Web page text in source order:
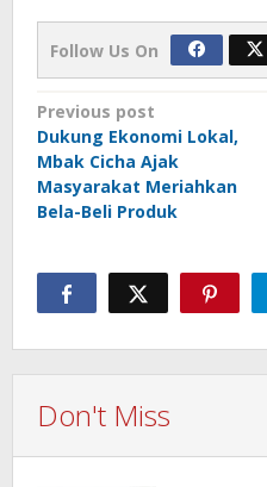
Follow Us On
Post
navigation
Previous post
Dukung Ekonomi Lokal,
Mbak Cicha Ajak
Masyarakat Meriahkan
Bela-Beli Produk
Don't Miss